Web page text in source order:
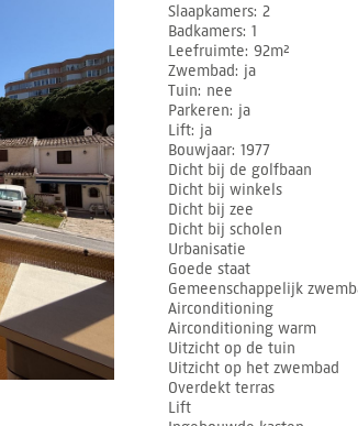
Slaapkamers 2
Badkamers 1
Leefruimte 92m²
Zwembad
ja
Tuin nee
Parkeren ja
Lift ja
Bouwjaar 1977
Dicht bij de golfbaan
Dicht bij winkels
Dicht bij zee
Dicht bij scholen
Urbanisatie
Goede staat
Gemeenschappelijk
Airconditioning
Airconditioning warm
Uitzicht op de tuin
Uitzicht op het zwembad
Overdekt terras
Lift